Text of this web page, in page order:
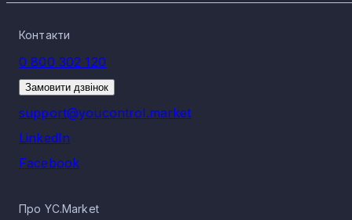
Контакти
0 800 302 120
Замовити дзвінок
support@youcontrol.market
LinkedIn
Facebook
Про YC.Market